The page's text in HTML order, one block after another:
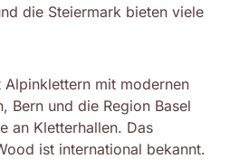
die Steiermark bieten viele
mit modernen
Bern und die Region Basel
an Kletterhallen. Das
ist international bekannt.